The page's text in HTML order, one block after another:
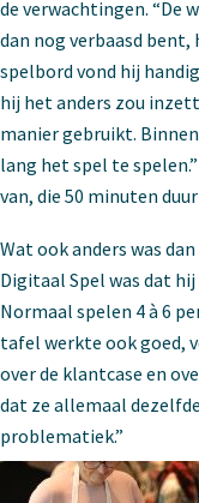
de verwachtingen. “De
dan nog verbaasd bent,
spelbord vond hij
hij het anders zou
manier gebruikt.
lang het spel te
van, die 50 minuten
Wat ook anders was
Digitaal Spel was dat
Normaal spelen 4 à 6
tafel werkte ook goed,
over de klantcase en
dat ze allemaal
problematiek.”